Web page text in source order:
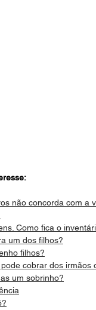
não concorda com a
Como fica o
um dos filhos?
filhos?
cobrar dos irmãos
um sobrinho?